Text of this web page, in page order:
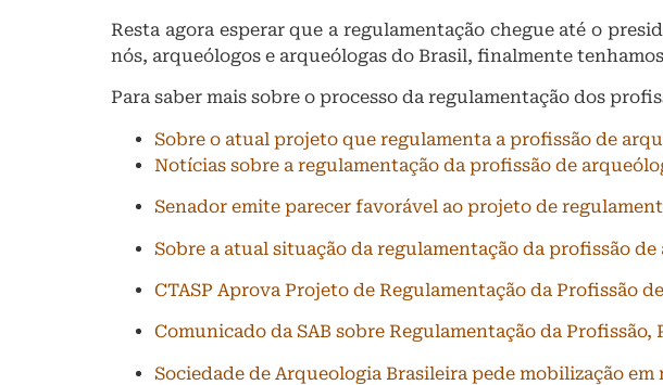
Resta agora esperar que a regulamentação chegue até o
nós, arqueólogos e arqueólogas do Brasil, finalmente
Para saber mais sobre o processo da regulamentação dos
Sobre o atual projeto que regulamenta a profissão de
Notícias sobre a regulamentação da profissão de
Senador emite parecer favorável ao projeto de
Sobre a atual situação da regulamentação da profissão
CTASP Aprova Projeto de Regulamentação da Profissão
Comunicado da SAB sobre Regulamentação da Profissão,
Sociedade de Arqueologia Brasileira pede mobilização